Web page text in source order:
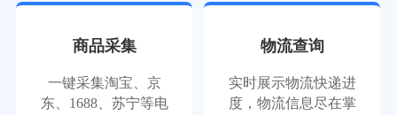
商品采集
一键采集淘宝、京
东、1688、苏宁等电
物流查询
实时展示物流快递进
度，物流信息尽在掌